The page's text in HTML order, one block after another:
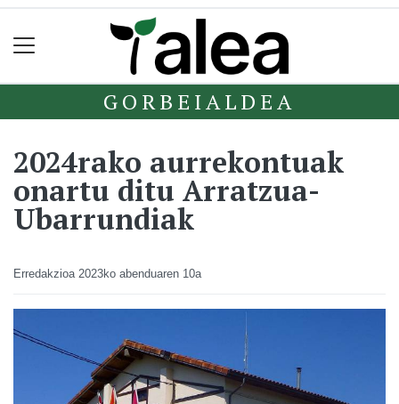
GORBEIALDEA
2024rako aurrekontuak
onartu ditu Arratzua-
Ubarrundiak
Erredakzioa 2023ko abenduaren 10a